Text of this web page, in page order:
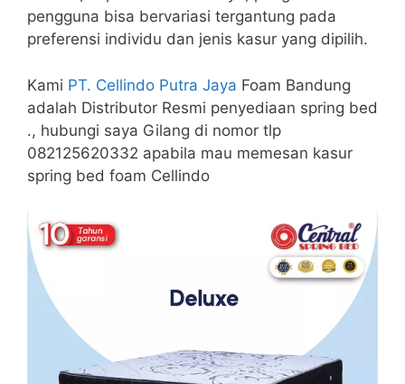
pengguna bisa bervariasi tergantung pada
preferensi individu dan jenis kasur yang dipilih.
Kami PT. Cellindo Putra Jaya Foam Bandung
adalah Distributor Resmi penyediaan spring bed
., hubungi saya Gilang di nomor tlp
082125620332 apabila mau memesan kasur
spring bed foam Cellindo